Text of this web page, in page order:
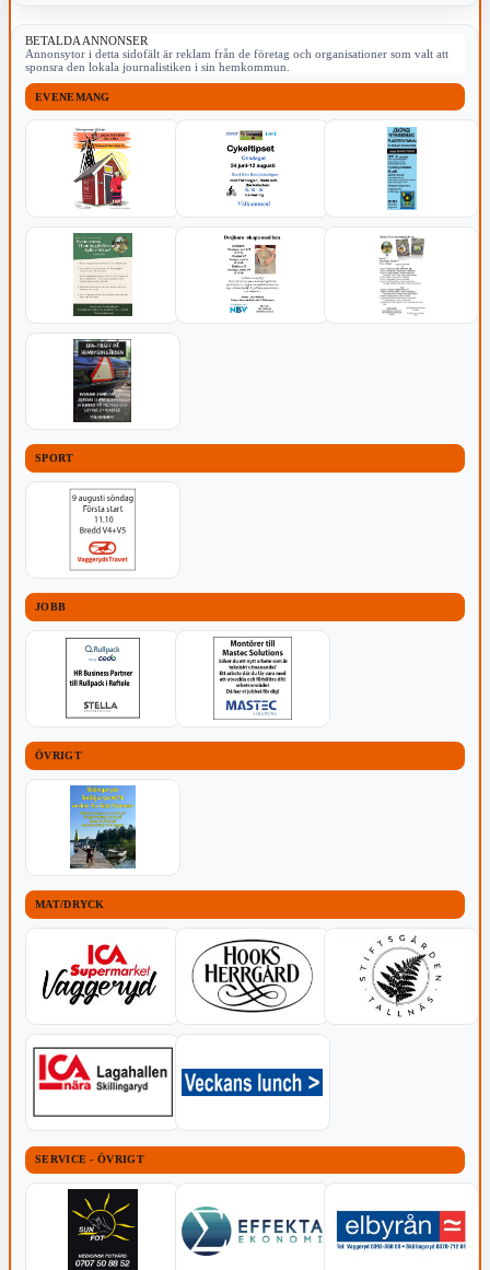
BETALDA ANNONSER
Annonsytor i detta sidofält är reklam från de företag och organisationer som valt att
sponsra den lokala journalistiken i sin hemkommun.
EVENEMANG
SPORT
JOBB
ÖVRIGT
MAT/DRYCK
SERVICE - ÖVRIGT